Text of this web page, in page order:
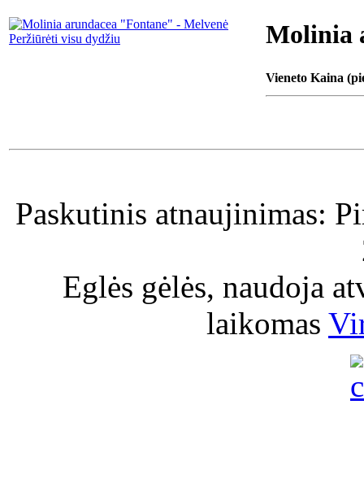
Peržiūrėti visu dydžiu Molinia
Vieneto Kaina
Paskutinis atnaujinimas:
Eglės gėlės, naudoja
laikomas